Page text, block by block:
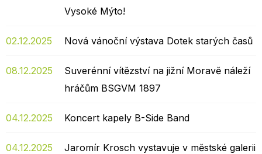
Vysoké Mýto!
02.12.2025 Nová vánoční výstava Dotek starých časů
08.12.2025
Suverénní vítězství na jižní Moravě náleží
hráčům BSGVM 1897
04.12.2025 Koncert kapely B-Side Band
04.12.2025 Jaromír Krosch vystavuje v městské galerii